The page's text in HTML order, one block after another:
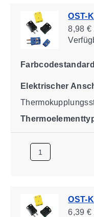
OST-
8,98 €
Elektrischer
OST-
6,39 €